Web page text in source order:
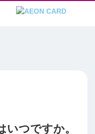
いつですか。